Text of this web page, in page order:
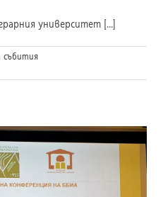
университет [...]
събития